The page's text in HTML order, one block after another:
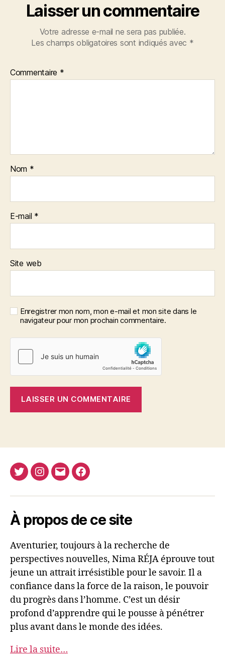
Laisser un commentaire
Votre adresse e-mail ne sera pas publiée.
Les champs obligatoires sont indiqués avec *
Commentaire *
Nom *
E-mail *
Site web
Enregistrer mon nom, mon e-mail et mon site dans le
navigateur pour mon prochain commentaire.
TwitterInstagram
E-
Facebook
À propos de ce site
Aventurier, toujours à la recherche de
perspectives nouvelles, Nima RÉJA éprouve tout
jeune un attrait irrésistible pour le savoir. Il a
confiance dans la force de la raison, le pouvoir
du progrès dans l’homme. C’est un désir
profond d’apprendre qui le pousse à pénétrer
plus avant dans le monde des idées.
Lire la suite…